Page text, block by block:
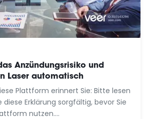
Anzündungsrisiko und
Laser automatisch
Plattform erinnert Sie: Bitte lesen
Erklärung sorgfältig, bevor Sie
nutzen.